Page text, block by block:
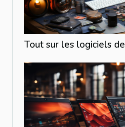
Tout sur les logiciels